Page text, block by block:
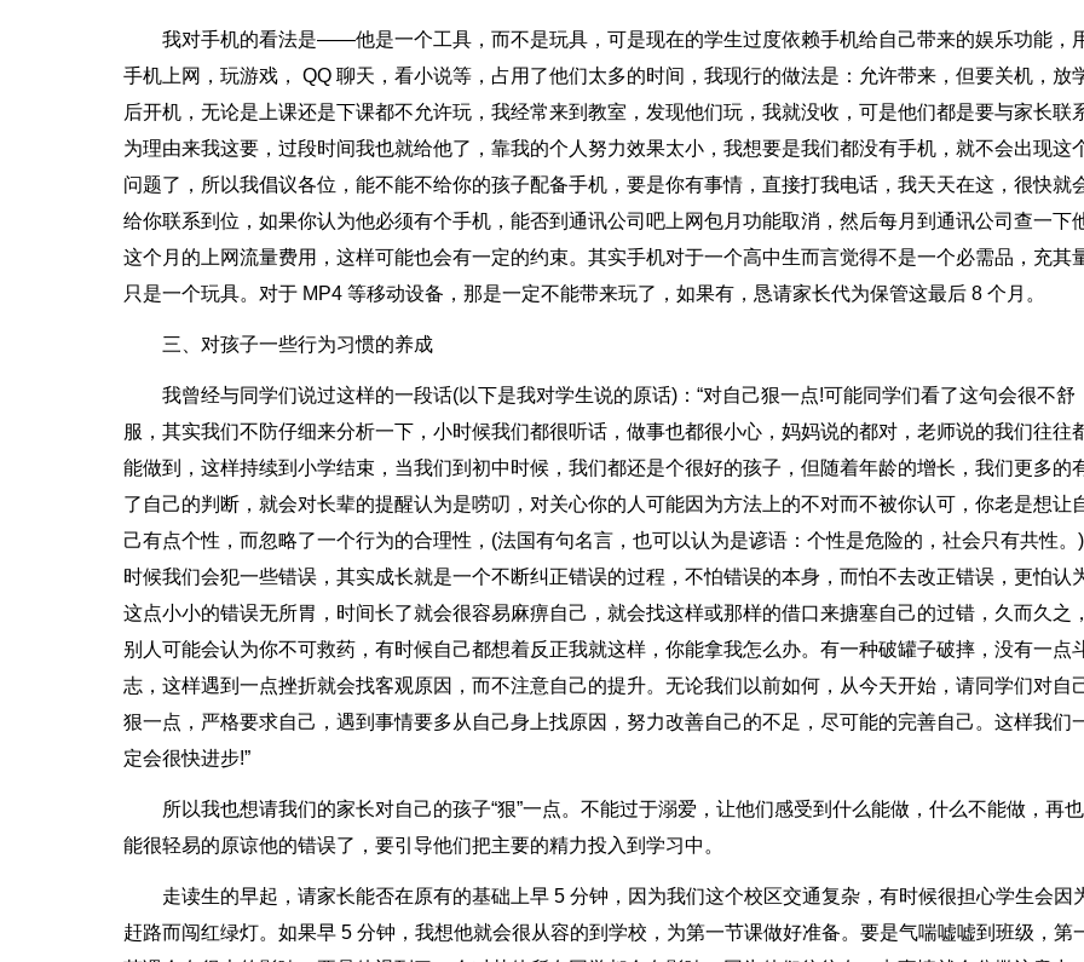
我对手机的看法是——他是一个工具，而不是玩具，可是现在的学生过度依赖手机给自己带来的娱乐功能，
手机上网，玩游戏， QQ 聊天，看小说等，占用了他们太多的时间，我现行的做法是：允许带来，但要关机，放
后开机，无论是上课还是下课都不允许玩，我经常来到教室，发现他们玩，我就没收，可是他们都是要与家长联
为理由来我这要，过段时间我也就给他了，靠我的个人努力效果太小，我想要是我们都没有手机，就不会出现这
问题了，所以我倡议各位，能不能不给你的孩子配备手机，要是你有事情，直接打我电话，我天天在这，很快就
给你联系到位，如果你认为他必须有个手机，能否到通讯公司吧上网包月功能取消，然后每月到通讯公司查一下
这个月的上网流量费用，这样可能也会有一定的约束。其实手机对于一个高中生而言觉得不是一个必需品，充其
只是一个玩具。对于 MP4 等移动设备，那是一定不能带来玩了，如果有，恳请家长代为保管这最后 8 个月。
三、对孩子一些行为习惯的养成
我曾经与同学们说过这样的一段话(以下是我对学生说的原话)：“对自己狠一点!可能同学们看了这句会很不舒
服，其实我们不防仔细来分析一下，小时候我们都很听话，做事也都很小心，妈妈说的都对，老师说的我们往往
能做到，这样持续到小学结束，当我们到初中时候，我们都还是个很好的孩子，但随着年龄的增长，我们更多的
了自己的判断，就会对长辈的提醒认为是唠叨，对关心你的人可能因为方法上的不对而不被你认可，你老是想让
己有点个性，而忽略了一个行为的合理性，(法国有句名言，也可以认为是谚语：个性是危险的，社会只有共性。
时候我们会犯一些错误，其实成长就是一个不断纠正错误的过程，不怕错误的本身，而怕不去改正错误，更怕认
这点小小的错误无所胃，时间长了就会很容易麻痹自己，就会找这样或那样的借口来搪塞自己的过错，久而久之，
别人可能会认为你不可救药，有时候自己都想着反正我就这样，你能拿我怎么办。有一种破罐子破摔，没有一点
志，这样遇到一点挫折就会找客观原因，而不注意自己的提升。无论我们以前如何，从今天开始，请同学们对自
狠一点，严格要求自己，遇到事情要多从自己身上找原因，努力改善自己的不足，尽可能的完善自己。这样我们
定会很快进步!”
所以我也想请我们的家长对自己的孩子“狠”一点。不能过于溺爱，让他们感受到什么能做，什么不能做，再
能很轻易的原谅他的错误了，要引导他们把主要的精力投入到学习中。
走读生的早起，请家长能否在原有的基础上早 5 分钟，因为我们这个校区交通复杂，有时候很担心学生会因
赶路而闯红绿灯。如果早 5 分钟，我想他就会很从容的到学校，为第一节课做好准备。要是气喘嘘嘘到班级，第